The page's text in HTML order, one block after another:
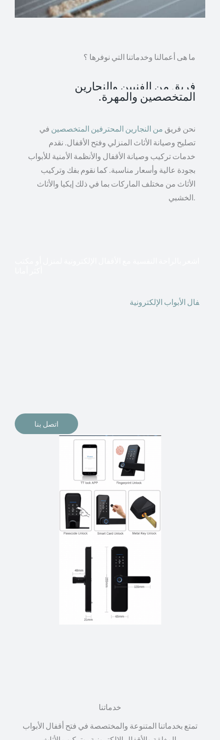
ما هى أعمالنا وخدماتنا التي نوفرها ؟
فريق من الفنيين والنجارين
المتخصصين والمهرة.
نحن فريق من النجارين المحترفين المتخصصين في
تصليح وصيانة الأثاث المنزلي وفتح الأقفال. نقدم
خدمات تركيب وصيانة الأقفال والأنظمة الأمنية للأبواب
بجودة عالية وأسعار مناسبة. كما نقوم بفك وتركيب
الأثاث من مختلف الماركات بما في ذلك إيكيا والأثاث
الخشبي.
فال الأبواب الإلكترونية
اتصل بنا
خدماتنا
تمتع بخدماتنا المتنوعة والمختصصة في فتح أقفال الأبواب